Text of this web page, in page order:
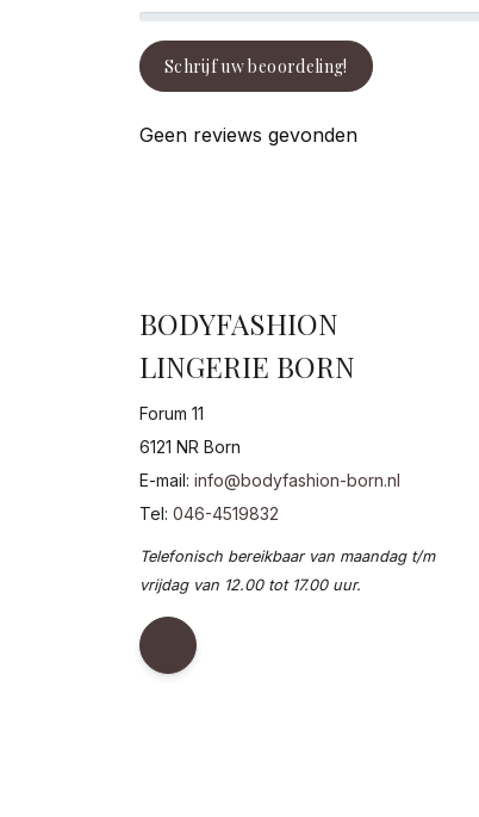
Schrijf uw beoordeling!
Geen reviews gevonden
BODYFASHION
LINGERIE BORN
Forum 11
6121 NR Born
E-mail: info@bodyfashion-born.nl
Tel: 046-4519832
Telefonisch bereikbaar van maandag t/m
vrijdag van 12.00 tot 17.00 uur.